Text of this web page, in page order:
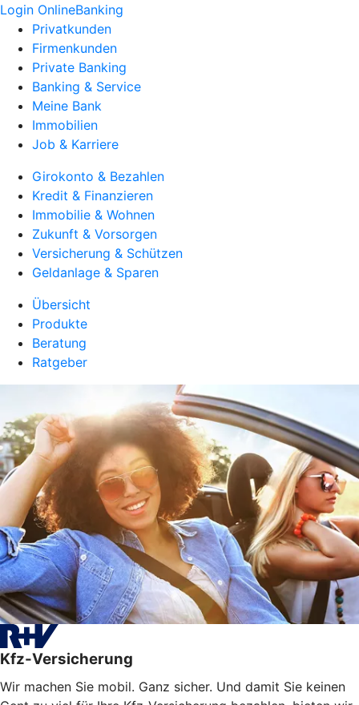
Login OnlineBanking
Privatkunden
Firmenkunden
Private Banking
Banking & Service
Meine Bank
Immobilien
Job & Karriere
Girokonto & Bezahlen
Kredit & Finanzieren
Immobilie & Wohnen
Zukunft & Vorsorgen
Versicherung & Schützen
Geldanlage & Sparen
Übersicht
Produkte
Beratung
Ratgeber
Kfz-Versicherung
Wir machen Sie mobil. Ganz sicher. Und damit Sie keinen